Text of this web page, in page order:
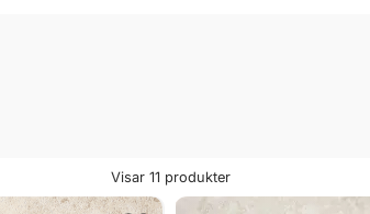
Visar 11 produkter